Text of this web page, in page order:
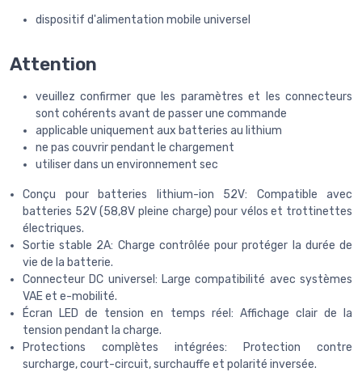
dispositif d'alimentation mobile universel
Attention
veuillez confirmer que les paramètres et les connecteurs
sont cohérents avant de passer une commande
applicable uniquement aux batteries au lithium
ne pas couvrir pendant le chargement
utiliser dans un environnement sec
Conçu pour batteries lithium-ion 52V: Compatible avec
batteries 52V (58,8V pleine charge) pour vélos et trottinettes
électriques.
Sortie stable 2A: Charge contrôlée pour protéger la durée de
vie de la batterie.
Connecteur DC universel: Large compatibilité avec systèmes
VAE et e-mobilité.
Écran LED de tension en temps réel: Affichage clair de la
tension pendant la charge.
Protections complètes intégrées: Protection contre
surcharge, court-circuit, surchauffe et polarité inversée.